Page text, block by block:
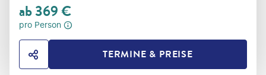
ab369€
pro Person
HOTEL TEILENTERMINE & PREISE